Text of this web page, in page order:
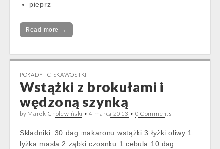
pieprz
Read more →
PORADY I CIEKAWOSTKI
Wstążki z brokułami i
wędzoną szynką
by Marek Cholewiński •4 marca 2013 • 0 Comments
Składniki: 30 dag makaronu wstążki 3 łyżki oliwy 1
łyżka masła 2 ząbki czosnku 1 cebula 10 dag